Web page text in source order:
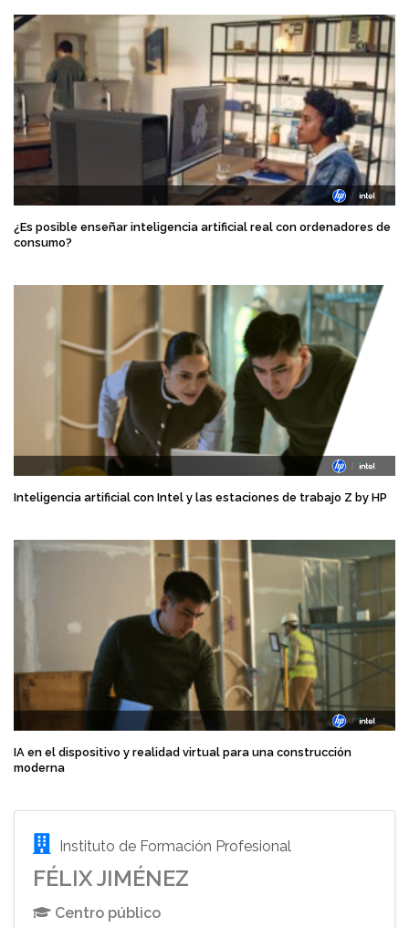
¿Es posible enseñar inteligencia artificial real con ordenadores de
consumo?
Inteligencia artificial con Intel y las estaciones de trabajo Z by HP
IA en el dispositivo y realidad virtual para una construcción
moderna
Instituto de Formación Profesional
FÉLIX JIMÉNEZ
Centro público